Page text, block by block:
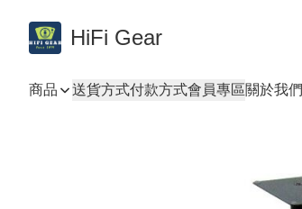
HiFi Gear
商品 送貨方式付款方式會員專區關於我們